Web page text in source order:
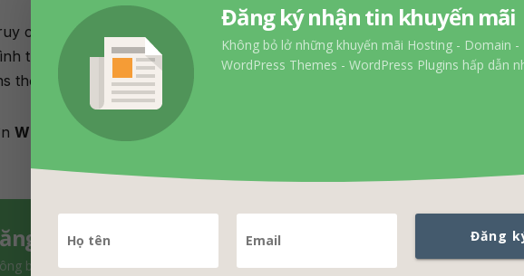
cập website, bạn có thể tham khảo 3 plugins thống kê truy cập tốt nhất
thấy thì độ chính xác của hầu hết các plugins thông kê đều chỉ tương
thống kê truy cập trên cùng một trang thì mỗi plugin một kết quả khác
WP-UserOnline hay không? Hãy để lại bình luận bên dưới nhé!
ký nhận tin khuyến mãi
bỏ lở những khuyến mãi Hosting - Domain - WordPress Themes - WordPress Plugins
Đăng ký nhận tin khuyến mãi
Không bỏ lở những khuyến mãi Hosting - Domain -
WordPress Themes - WordPress Plugins hấp dẫn
Đăng